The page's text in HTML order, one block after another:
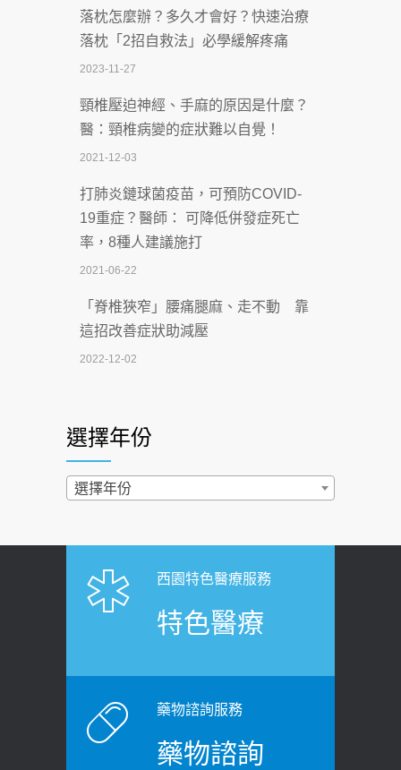
體溫飆破41度！醫連收兩例中暑病例：
致死率達8成
2026-07-07
深耕萬華55年 西園醫院回顧發展歷程與
智慧 醫療布局
2026-07-06
【115年臺北市「防癌保衛戰：健康好禮
一手刮」】 宣導
2026-07-02
2026-07-02
4連霸議員黃秋澤癌逝！食道癌為何奪命
西園醫院55周年 7／10捐血公益活動 邀
民眾熱血響應
2026-06-30
健康肛門痛都是痔瘡?醫談瘍瘍瘻管與肛
裂差異 逾50歲民眾可做1事
原則避免血糖血壓飆高
2026-06-08
落枕怎麼辦？多久才會好？快速治療
落枕「2招自救法」必學緩解疼痛
2023-11-27
頸椎壓迫神經、手麻的原因是什麼？
醫：頸椎病變的症狀難以自覺！
2021-12-03
打肺炎鏈球菌疫苗，可預防COVID-
19重症？醫師： 可降低併發症死亡
率，8種人建議施打
2021-06-22
「脊椎狹窄」腰痛腿麻、走不動 靠
這招改善症狀助減壓
2022-12-02
2022-02-17
過量維生素D和鈣恐罹癌? 醫師釋
「落枕」不要大力按脖子！ 1招「伸
展運動」預防落枕
老後睡不好、夜間易跌倒
2021-03-05
選擇年份
選擇年份
西園特色醫療服務
特色醫療
藥物諮詢服務
藥物諮詢